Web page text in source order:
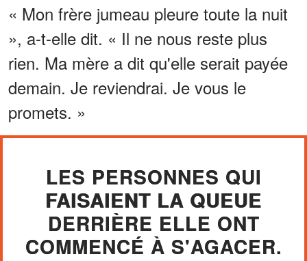
« Mon frère jumeau pleure toute la nuit
», a-t-elle dit. « Il ne nous reste plus
rien. Ma mère a dit qu'elle serait payée
demain. Je reviendrai. Je vous le
promets. »
LES PERSONNES QUI
FAISAIENT LA QUEUE
DERRIÈRE ELLE ONT
COMMENCÉ À S'AGACER.